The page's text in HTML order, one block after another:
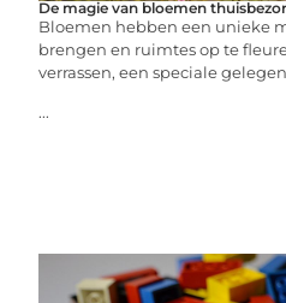
De magie van bloemen
Bloemen hebben een unieke
brengen en ruimtes op te
verrassen, een speciale
...